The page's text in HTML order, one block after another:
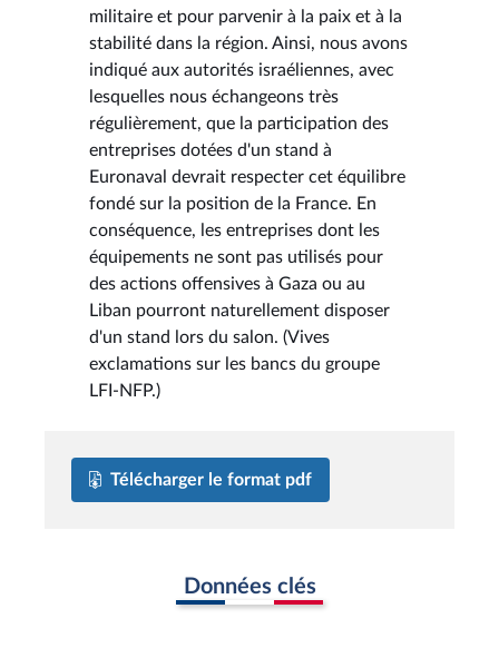
militaire et pour parvenir à la paix et à la
stabilité dans la région. Ainsi, nous avons
indiqué aux autorités israéliennes, avec
lesquelles nous échangeons très
régulièrement, que la participation des
entreprises dotées d'un stand à
Euronaval devrait respecter cet équilibre
fondé sur la position de la France. En
conséquence, les entreprises dont les
équipements ne sont pas utilisés pour
des actions offensives à Gaza ou au
Liban pourront naturellement disposer
d'un stand lors du salon. (Vives
exclamations sur les bancs du groupe
LFI-NFP.)
Télécharger le format pdf
Données clés